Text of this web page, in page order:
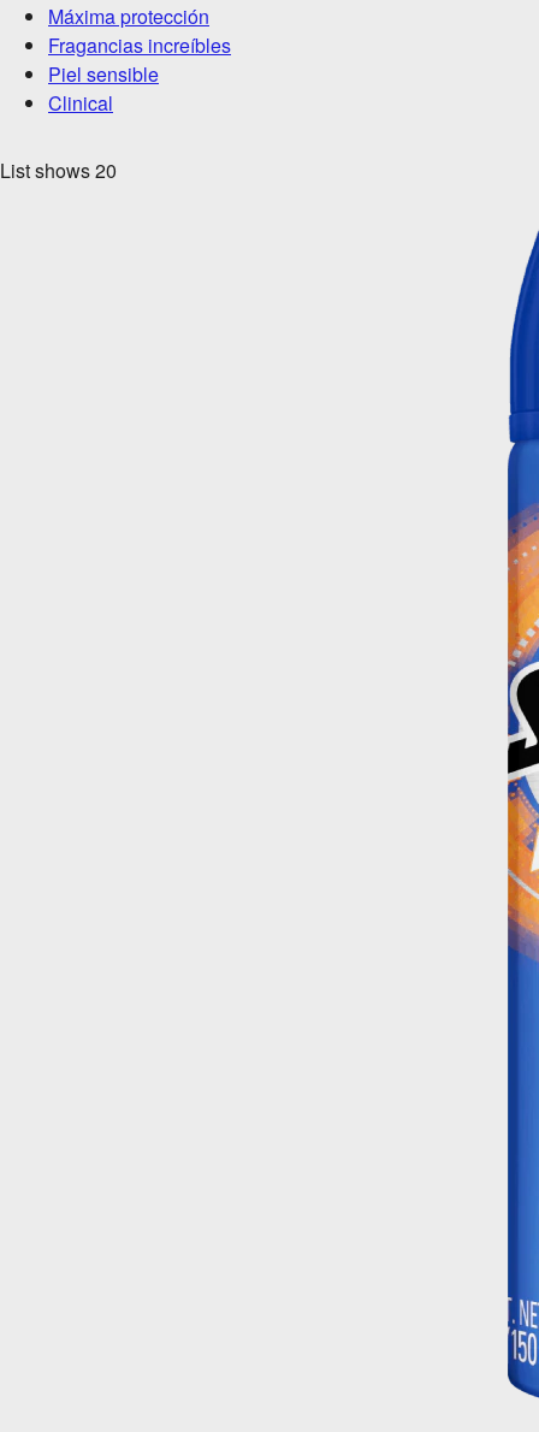
Máxima protección
Fragancias increíbles
Piel sensible
Clinical
List shows20